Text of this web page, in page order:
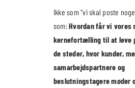
Ikke som “vi skal poste
som:Hvordan får vi vores
kernefortælling til at leve
de steder, hvor kunder,
samarbejdspartnere og
beslutningstagere møder